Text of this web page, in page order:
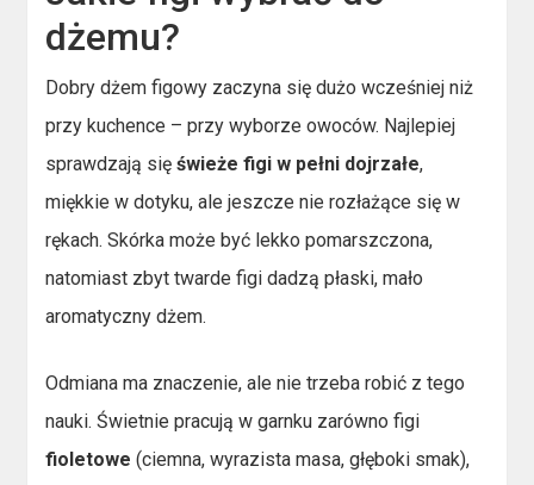
dżemu?
Dobry dżem figowy zaczyna się dużo wcześniej niż
przy kuchence – przy wyborze owoców. Najlepiej
sprawdzają sięświeże figi w pełni dojrzałe,
miękkie w dotyku, ale jeszcze nie rozłażące się w
rękach. Skórka może być lekko pomarszczona,
natomiast zbyt twarde figi dadzą płaski, mało
aromatyczny dżem.
Odmiana ma znaczenie, ale nie trzeba robić z tego
nauki. Świetnie pracują w garnku zarówno figi
fioletowe (ciemna, wyrazista masa, głęboki smak),